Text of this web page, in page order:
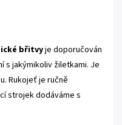
břitvyje doporučován
s jakýmikoliv žiletkami. Je
Rukojeť je ručně
strojek dodáváme s